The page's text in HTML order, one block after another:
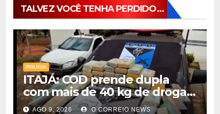
TALVEZ VOCÊ TENHA PERDIDO...
POLÍCIA
ITAJÁ: COD prende dupla
com mais de 40 kg de drogas
avaliadas em r$ 1 milhão
AGO 9, 2026 O CORREIO NEWS